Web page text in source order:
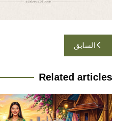
تصفّح
المقالات
السابق
Related articles